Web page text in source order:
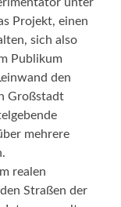
unter
Projekt, einen
sich also
Publikum
den
Großstadt
mehrere
realen
Straßen der